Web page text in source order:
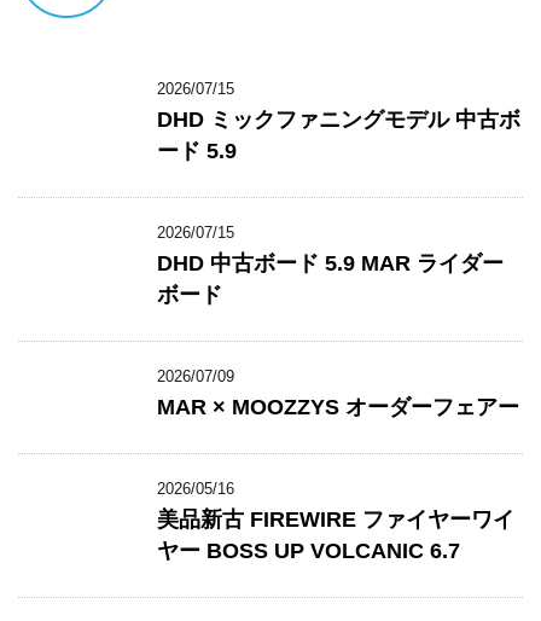
2026/07/15
DHD ミックファニングモデル 中古ボ
ード 5.9
2026/07/15
DHD 中古ボード 5.9 MAR ライダー
ボード
2026/07/09
MAR × MOOZZYS オーダーフェアー
2026/05/16
美品新古 FIREWIRE ファイヤーワイ
ヤー BOSS UP VOLCANIC 6.7